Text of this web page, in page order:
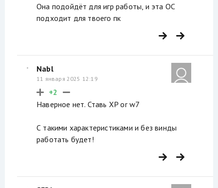
Она подойдёт для игр работы, и эта ОС
подходит для твоего пк
Nabl
11 января 2025 12:19
+2
Наверное нет. Ставь XP or w7
С такими характеристиками и без винды
работать будет!